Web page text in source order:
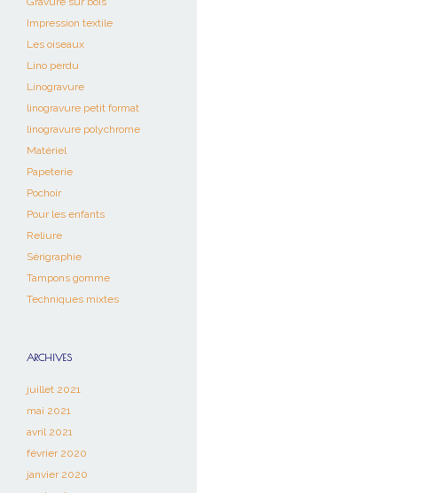
Impression textile
Les oiseaux
Lino perdu
Linogravure
linogravure petit format
linogravure polychrome
Matériel
Papeterie
Pochoir
Pour les enfants
Reliure
Sérigraphie
Tampons gomme
Techniques mixtes
ARCHIVES
juillet 2021
mai 2021
avril 2021
février 2020
janvier 2020